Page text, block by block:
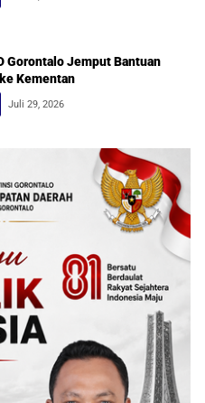
Gorontalo Jemput Bantuan
Kementan
Juli 29, 2026